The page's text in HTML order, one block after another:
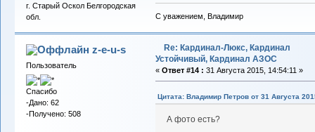
г. Старый Оскол Белгородская
обл.
С уважением, Владимир
z-e-u-s
Пользователь
Спасибо
-Дано: 62
-Получено: 508
Re: Кардинал-Люкс, Кардинал
Устойчивый, Кардинал АЗОС
« Ответ #14 : 31 Августа 2015, 14:54:11 »
Цитата: Владимир Петров от 31 Августа
А фото есть?